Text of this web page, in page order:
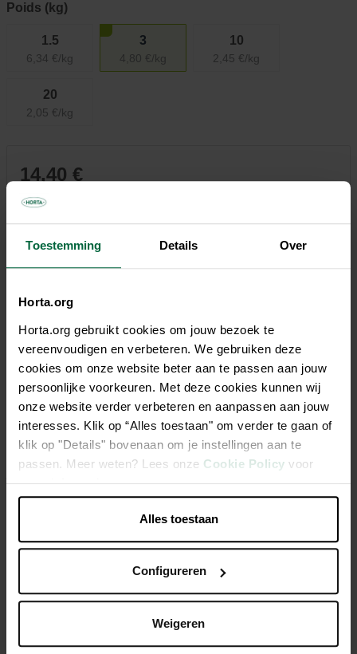
Toestemming Details Over
Horta.org
Horta.org gebruikt cookies om jouw bezoek te
vereenvoudigen en verbeteren. We gebruiken deze
cookies om onze website beter aan te passen aan jouw
persoonlijke voorkeuren. Met deze cookies kunnen wij
onze website verder verbeteren en aanpassen aan jouw
interesses. Klik op “Alles toestaan" om verder te gaan of
klik op "Details" bovenaan om je instellingen aan te
passen. Meer weten? Lees onze Cookie Policy voor
meer informatie.
Alles toestaan
Configureren
Weigeren
Poids (kg)
1.5
6,34 €/kg
3
4,80 €/kg
10
2,45 €/kg
20
2,05 €/kg
14,40 €
Tous les magasins n'ont pas la même gamme
Fumure complète et 100 % organique, renforcée en
potassium pour des fruits, légumes et plantes aromatiques
fermes, sains et savoureux. Contient des micro-organismes
pour une stimulation de la vie du sol, une meilleure
assimilation des éléments nutritifs, une surface racinaire plus
grande et une croissance optimale des plantes. Utilisable en
jardinage biologique.
Fruits, légumes et plantes aromatiques fermes, sains et